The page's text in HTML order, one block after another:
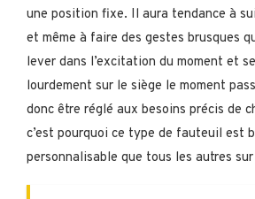
une position fixe. Il aura tendance à
et même à faire des gestes brusques
lever dans l’excitation du moment et
lourdement sur le siège le moment
donc être réglé aux besoins précis de
c’est pourquoi ce type de fauteuil est
personnalisable que tous les autres